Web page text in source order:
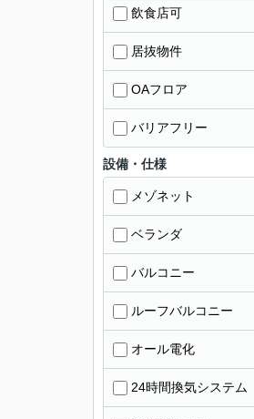
飲食店可
居抜物件
OAフロア
バリアフリー
設備・仕様
メゾネット
ベランダ
バルコニー
ルーフバルコニー
オール電化
24時間換気システム